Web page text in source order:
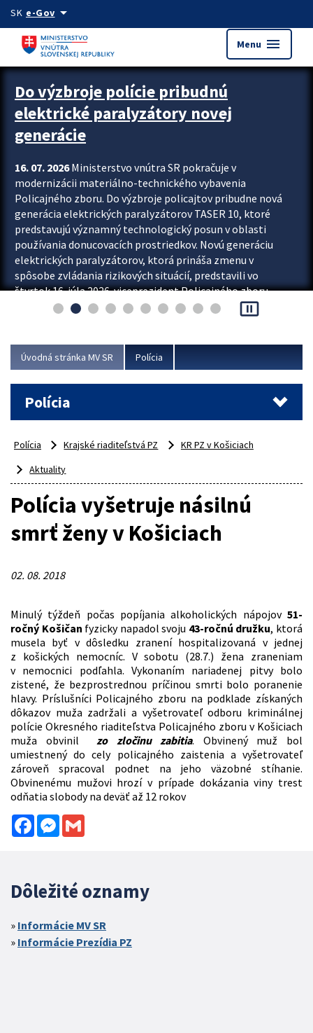
Preskocit na hlavný obsah
SK e-Govarrow_drop_down
Menu menu
Zastavit automatický posun upútavok
Do výzbroje polície pribudnú
elektrické paralyzátory novej
generácie
16. 07. 2026Ministerstvo vnútra SR pokračuje v
modernizácii materiálno-technického vybavenia
Policajného zboru. Do výzbroje policajtov pribudne nová
generácia elektrických paralyzátorov TASER 10, ktoré
predstavujú významný technologický posun v oblasti
používania donucovacích prostriedkov. Novú generáciu
elektrických paralyzátorov, ktorá prináša zmenu v
spôsobe zvládania rizikových situácií, predstavili vo
štvrtok 16. júla 2026 viceprezident Policajného zboru
Rastislav Polakovič a riaditeľ odboru výcviku...
pause_presentation
Úvodná stránka MV SR Polícia
Polícia
Polícia Krajské riaditeľstvá PZ
KR PZ v Košiciach
Aktuality
Polícia vyšetruje násilnú
smrť ženy v Košiciach
02. 08. 2018
Minulý týždeň počas popíjania alkoholických nápojov 51-
ročný Košičan fyzicky napadol svoju 43-ročnú družku, ktorá
musela byť v dôsledku zranení hospitalizovaná v jednej
z košických nemocníc. V sobotu (28.7.) žena zraneniam
v nemocnici podľahla. Vykonaním nariadenej pitvy bolo
zistené, že bezprostrednou príčinou smrti bolo poranenie
hlavy. Príslušníci Policajného zboru na podklade získaných
dôkazov muža zadržali a vyšetrovateľ odboru kriminálnej
polície Okresného riaditeľstva Policajného zboru v Košiciach
muža obvinil zo zločinu zabitia. Obvinený muž bol
umiestnený do cely policajného zaistenia a vyšetrovateľ
zároveň spracoval podnet na jeho väzobné stíhanie.
Obvinenému mužovi hrozí v prípade dokázania viny trest
odňatia slobody na deväť až 12 rokov
FacebookMessenger
Dôležité oznamy
Informácie MV SR
Informácie Prezídia PZ